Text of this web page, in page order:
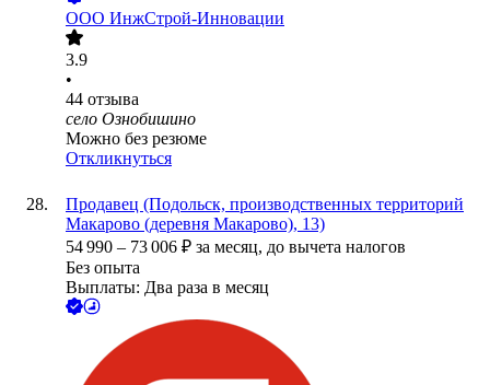
ООО ИнжСтрой-Инновации
3.9
•
44 отзыва
село Ознобишино
Можно без резюме
Откликнуться
Продавец (Подольск, производственных территорий
Макарово (деревня Макарово), 13)
54 990 – 73 006 ₽ за месяц, до вычета налогов
Без опыта
Выплаты: Два раза в месяц